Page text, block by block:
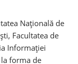
Națională de
Facultatea de
Informației
forma de